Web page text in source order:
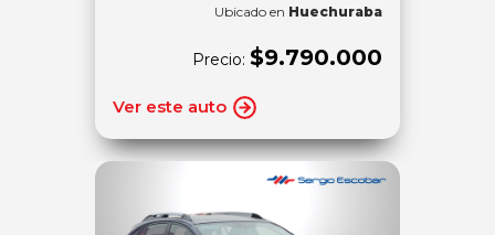
Ubicado en Huechuraba
Precio: $9.790.000
Ver este auto